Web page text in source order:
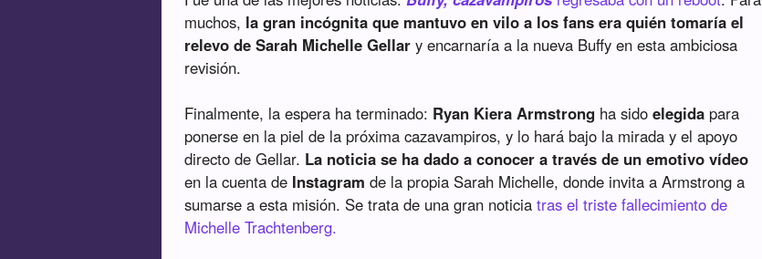
muchos, la gran incógnita que mantuvo en vilo a los fans era quién tomaría el
relevo de Sarah Michelle Gellar y encarnaría a la nueva Buffy en esta ambiciosa
revisión.
Finalmente, la espera ha terminado: Ryan Kiera Armstrong ha sidoelegida para
ponerse en la piel de la próxima cazavampiros, y lo hará bajo la mirada y el apoyo
directo de Gellar. La noticia se ha dado a conocer a través de un emotivo vídeo
en la cuenta de Instagram de la propia Sarah Michelle, donde invita a Armstrong a
sumarse a esta misión. Se trata de una gran noticiatras el triste fallecimiento de
Michelle Trachtenberg.